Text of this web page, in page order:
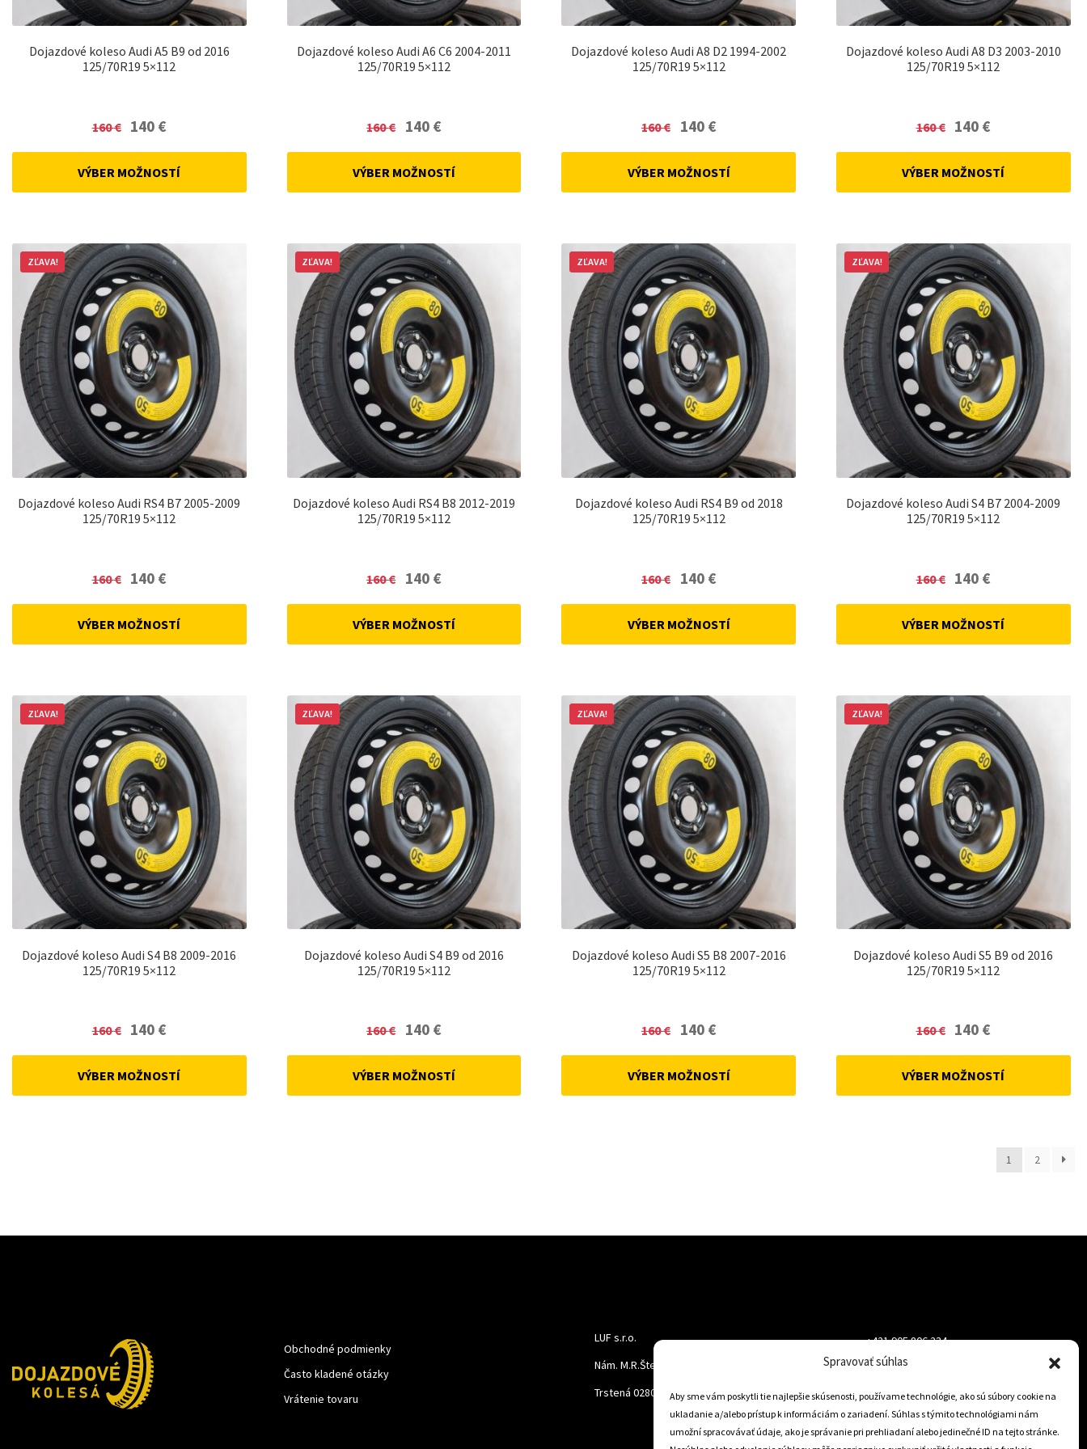
Spravovať súhlas
Aby sme vám poskytli tie najlepšie skúsenosti, používame technológie, ako sú súbory cookie na
ukladanie a/alebo prístup k informáciám o zariadení. Súhlas s týmito technológiami nám
umožní spracovávať údaje, ako je správanie pri prehliadaní alebo jedinečné ID na tejto stránke.
Dojazdové koleso Audi A5 B9 od 2016
125/70R19 5×112
160€
Original
160 €.
140 €
140 €.
VÝBER MOŽNOSTÍ
Dojazdové koleso Audi A6 C6 2004-2011
125/70R19 5×112
160€
Original
160 €.
140 €Current
140 €.
VÝBER MOŽNOSTÍ
Dojazdové koleso Audi A8 D2 1994-2002
125/70R19 5×112
160€
Original
160 €.
140 €Current
140 €.
VÝBER MOŽNOSTÍ
Dojazdové koleso Audi A8 D3 2003-2010
125/70R19 5×112
160€
Original
160 €.
140 €
140 €.
VÝBER MOŽNOSTÍ
Dojazdové koleso Audi RS4 B7 2005-2009
125/70R19 5×112
ZĽAVA!
160€
Original
160 €.
140 €
140 €.
VÝBER MOŽNOSTÍ
Dojazdové koleso Audi RS4 B8 2012-2019
125/70R19 5×112
ZĽAVA!
160€
Original
160 €.
140 €Current
140 €.
VÝBER MOŽNOSTÍ
Dojazdové koleso Audi RS4 B9 od 2018
125/70R19 5×112
ZĽAVA!
160€
Original
160 €.
140 €Current
140 €.
VÝBER MOŽNOSTÍ
Dojazdové koleso Audi S4 B7 2004-2009
125/70R19 5×112
ZĽAVA!
160€
Original
160 €.
140 €
140 €.
VÝBER MOŽNOSTÍ
Dojazdové koleso Audi S4 B8 2009-2016
125/70R19 5×112
ZĽAVA!
160€
Original
160 €.
140 €
140 €.
VÝBER MOŽNOSTÍ
Dojazdové koleso Audi S4 B9 od 2016
125/70R19 5×112
ZĽAVA!
160€
Original
160 €.
140 €Current
140 €.
VÝBER MOŽNOSTÍ
Dojazdové koleso Audi S5 B8 2007-2016
125/70R19 5×112
ZĽAVA!
160€
Original
160 €.
140 €Current
140 €.
VÝBER MOŽNOSTÍ
Dojazdové koleso Audi S5 B9 od 2016
125/70R19 5×112
ZĽAVA!
160€
Original
160 €.
140 €
140 €.
VÝBER MOŽNOSTÍ
1 2
Obchodné podmienky
Často kladené otázky
Vrátenie tovaru
LUF s.r.o.
Nám. M.R.Štefanika 518,
Trstená 02801
+421 905 806 234
info@dojazdovekolesa.com
Český Eshop